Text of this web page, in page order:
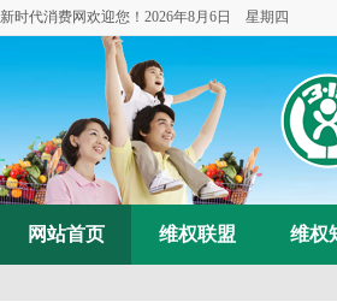
新时代消费网欢迎您！ 2026年8月6日 星期四
网站首页 维权联盟 维权